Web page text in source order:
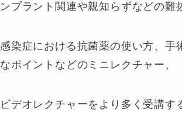
ンプラント関連や親知らずなどの難
感染症における抗菌薬の使い方、手
なポイントなどのミニレクチャー、
ビデオレクチャーをより多く受講す